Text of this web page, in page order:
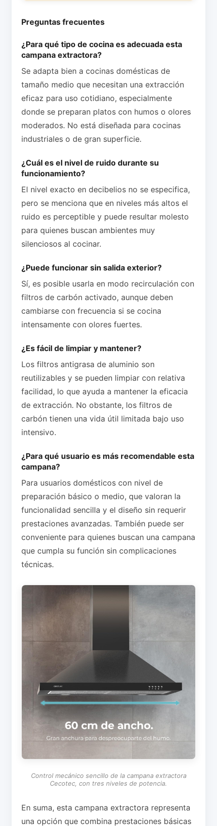
Preguntas frecuentes
¿Para qué tipo de cocina es adecuada esta
campana extractora?
Se adapta bien a cocinas domésticas de
tamaño medio que necesitan una extracción
eficaz para uso cotidiano, especialmente
donde se preparan platos con humos o olores
moderados. No está diseñada para cocinas
industriales o de gran superficie.
¿Cuál es el nivel de ruido durante su
funcionamiento?
El nivel exacto en decibelios no se especifica,
pero se menciona que en niveles más altos el
ruido es perceptible y puede resultar molesto
para quienes buscan ambientes muy
silenciosos al cocinar.
¿Puede funcionar sin salida exterior?
Sí, es posible usarla en modo recirculación con
filtros de carbón activado, aunque deben
cambiarse con frecuencia si se cocina
intensamente con olores fuertes.
¿Es fácil de limpiar y mantener?
Los filtros antigrasa de aluminio son
reutilizables y se pueden limpiar con relativa
facilidad, lo que ayuda a mantener la eficacia
de extracción. No obstante, los filtros de
carbón tienen una vida útil limitada bajo uso
intensivo.
¿Para qué usuario es más recomendable esta
campana?
Para usuarios domésticos con nivel de
preparación básico o medio, que valoran la
funcionalidad sencilla y el diseño sin requerir
prestaciones avanzadas. También puede ser
conveniente para quienes buscan una campana
que cumpla su función sin complicaciones
técnicas.
Control mecánico sencillo de la campana extractora
Cecotec, con tres niveles de potencia.
En suma, esta campana extractora representa
una opción que combina prestaciones básicas